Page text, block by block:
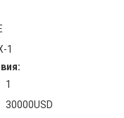
1
1
30000USD